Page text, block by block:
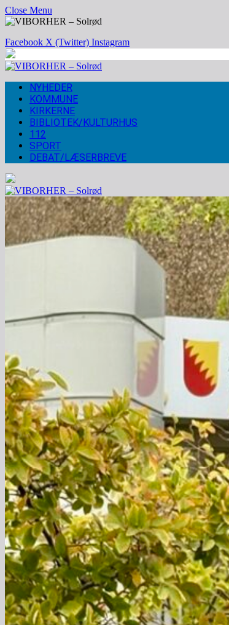
Close Menu
Facebook X (Twitter) Instagram
NYHEDER
KOMMUNE
KIRKERNE
BIBLIOTEK/KULTURHUS
112
SPORT
DEBAT/LÆSERBREVE